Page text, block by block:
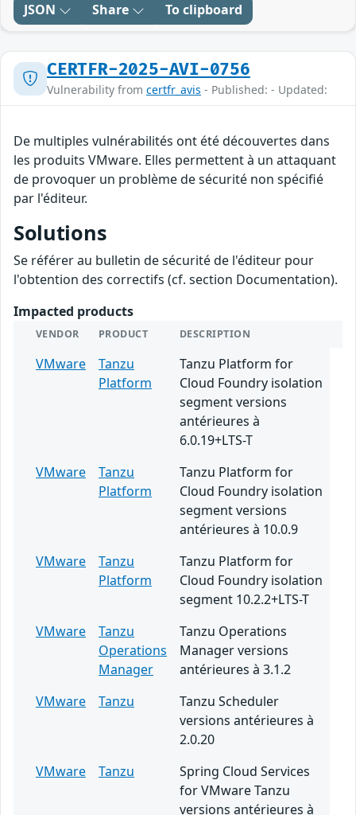
JSON Share To clipboard
CERTFR-2025-AVI-0756
Vulnerability from certfr_avis - Published: - Updated:
De multiples vulnérabilités ont été découvertes dans
les produits VMware. Elles permettent à un attaquant
de provoquer un problème de sécurité non spécifié
par l'éditeur.
Solutions
Se référer au bulletin de sécurité de l'éditeur pour
l'obtention des correctifs (cf. section Documentation).
Impacted products
VENDOR PRODUCT DESCRIPTION
VMware
Tanzu
Platform
Tanzu Platform for
Cloud Foundry isolation
segment versions
antérieures à
6.0.19+LTS-T
VMware
Tanzu
Platform
Tanzu Platform for
Cloud Foundry isolation
segment versions
antérieures à 10.0.9
VMware
Tanzu
Platform
Tanzu Platform for
Cloud Foundry isolation
segment 10.2.2+LTS-T
VMware
Tanzu
Operations
Manager
Tanzu Operations
Manager versions
antérieures à 3.1.2
VMware
Tanzu
Tanzu Scheduler
versions antérieures à
2.0.20
VMware
Tanzu
Spring Cloud Services
for VMware Tanzu
versions antérieures à